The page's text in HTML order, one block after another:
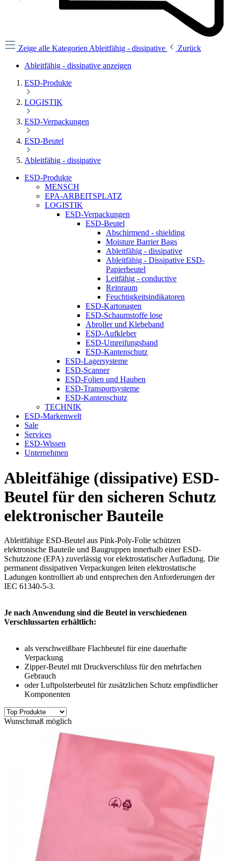
Zeige alle Kategorien Ableitfähig - dissipative
Zurück
Ableitfähig - dissipative anzeigen
ESD-Produkte
LOGISTIK
ESD-Verpackungen
ESD-Beutel
Ableitfähig - dissipative
ESD-Produkte
MENSCH
EPA-ARBEITSPLATZ
LOGISTIK
ESD-Verpackungen
ESD-Beutel
Abschirmend - shielding
Moisture Barrier Bags
Ableitfähig - dissipative
Ableitfähig - Dissipative ESD-
Papierbeutel
Leitfähig - conductive
Reinraum
Feuchtigkeitsindikatoren
ESD-Kartonagen
ESD-Schaumstoffe lose
Abroller und Klebeband
ESD-Aufkleber
ESD-Umreifungsband
ESD-Kantenschutz
ESD-Lagersysteme
ESD-Scanner
ESD-Folien und Hauben
ESD-Transportsysteme
ESD-Kantenschutz
TECHNIK
ESD-Markenwelt
Sale
Services
ESD-Wissen
Unternehmen
Ableitfähige (dissipative) ESD-
Beutel für den sicheren Schutz
elektronischer Bauteile
Ableitfähige ESD-Beutel aus Pink-Poly-Folie schützen
elektronische Bauteile und Baugruppen innerhalb einer ESD-
Schutzzone (EPA) zuverlässig vor elektrostatischer Aufladung. Die
permanent dissipativen Verpackungen leiten elektrostatische
Ladungen kontrolliert ab und entsprechen den Anforderungen der
IEC 61340-5-3.
Je nach Anwendung sind die Beutel in verschiedenen
Verschlussarten erhältlich:
als verschweißbare Flachbeutel für eine dauerhafte
Verpackung
Zipper-Beutel mit Druckverschluss für den mehrfachen
Gebrauch
oder Luftpolsterbeutel für zusätzlichen Schutz empfindlicher
Komponenten
Wunschmaß möglich